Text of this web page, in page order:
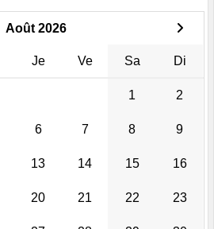
Août 2026
Je Ve Sa Di
1 2
6 7 8 9
13 14 15 16
20 21 22 23